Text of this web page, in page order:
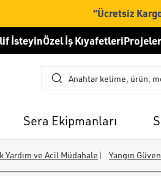
“Ücretsiz
İsteyinÖzel İş Kıyafetleri
Sera Ekipmanları
Yardım ve Acil Müdahale | Yangın